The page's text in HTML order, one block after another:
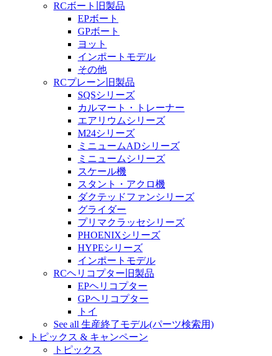
RCボート旧製品
EPボート
GPボート
ヨット
インポートモデル
その他
RCプレーン旧製品
SQSシリーズ
カルマート・トレーナー
エアリウムシリーズ
M24シリーズ
ミニュームADシリーズ
ミニュームシリーズ
スケール機
スタント・アクロ機
ダクテッドファンシリーズ
グライダー
プリマクラッセシリーズ
PHOENIXシリーズ
HYPEシリーズ
インポートモデル
RCヘリコプター旧製品
EPヘリコプター
GPヘリコプター
トイ
See all 生産終了モデル(パーツ検索用)
トピックス & キャンペーン
トピックス